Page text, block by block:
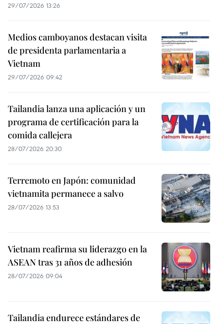
29/07/2026 13:26
Medios camboyanos destacan visita
de presidenta parlamentaria a
Vietnam
29/07/2026 09:42
Tailandia lanza una aplicación y un
programa de certificación para la
comida callejera
28/07/2026 20:30
Terremoto en Japón: comunidad
vietnamita permanece a salvo
28/07/2026 13:53
Vietnam reafirma su liderazgo en la
ASEAN tras 31 años de adhesión
28/07/2026 09:04
Tailandia endurece estándares de